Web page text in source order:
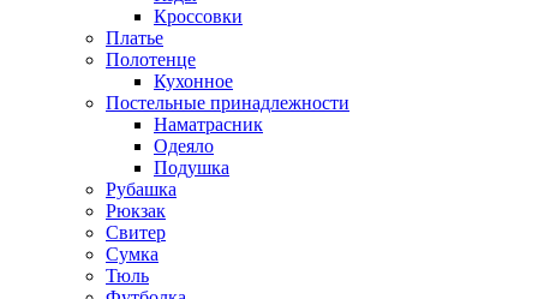
Кроссовки
Платье
Полотенце
Кухонное
Постельные принадлежности
Наматрасник
Одеяло
Подушка
Рубашка
Рюкзак
Свитер
Сумка
Тюль